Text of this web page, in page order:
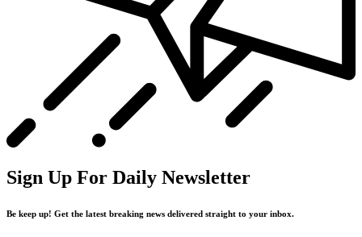
Sign Up For Daily Newsletter
Be keep up! Get the latest breaking news delivered straight to your inbox.